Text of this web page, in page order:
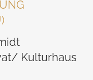
Kulturhaus